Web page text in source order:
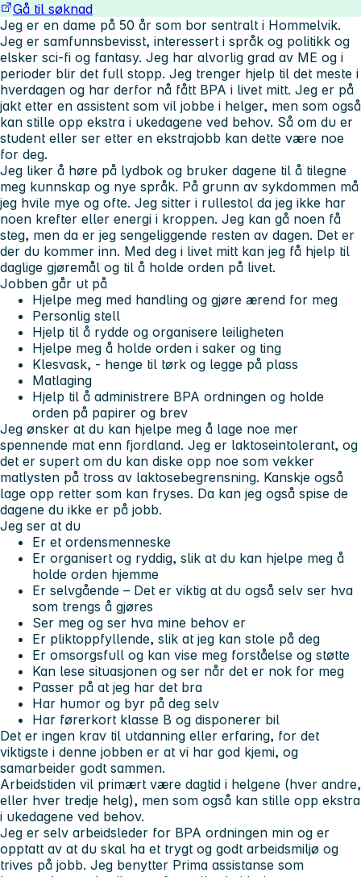
Gå til søknad
Jeg er en dame på 50 år som bor sentralt i Hommelvik.
Jeg er samfunnsbevisst, interessert i språk og politikk og
elsker sci-fi og fantasy. Jeg har alvorlig grad av ME og i
perioder blir det full stopp. Jeg trenger hjelp til det meste i
hverdagen og har derfor nå fått BPA i livet mitt. Jeg er på
jakt etter en assistent som vil jobbe i helger, men som også
kan stille opp ekstra i ukedagene ved behov. Så om du er
student eller ser etter en ekstrajobb kan dette være noe
for deg.
Jeg liker å høre på lydbok og bruker dagene til å tilegne
meg kunnskap og nye språk. På grunn av sykdommen må
jeg hvile mye og ofte. Jeg sitter i rullestol da jeg ikke har
noen krefter eller energi i kroppen. Jeg kan gå noen få
steg, men da er jeg sengeliggende resten av dagen. Det er
der du kommer inn. Med deg i livet mitt kan jeg få hjelp til
daglige gjøremål og til å holde orden på livet.
Jobben går ut på
Hjelpe meg med handling og gjøre ærend for meg
Personlig stell
Hjelp til å rydde og organisere leiligheten
Hjelpe meg å holde orden i saker og ting
Klesvask, - henge til tørk og legge på plass
Matlaging
Hjelp til å administrere BPA ordningen og holde
orden på papirer og brev
Jeg ønsker at du kan hjelpe meg å lage noe mer
spennende mat enn fjordland. Jeg er laktoseintolerant, og
det er supert om du kan diske opp noe som vekker
matlysten på tross av laktosebegrensning. Kanskje også
lage opp retter som kan fryses. Da kan jeg også spise de
dagene du ikke er på jobb.
Jeg ser at du
Er et ordensmenneske
Er organisert og ryddig, slik at du kan hjelpe meg å
holde orden hjemme
Er selvgående – Det er viktig at du også selv ser hva
som trengs å gjøres
Ser meg og ser hva mine behov er
Er pliktoppfyllende, slik at jeg kan stole på deg
Er omsorgsfull og kan vise meg forståelse og støtte
Kan lese situasjonen og ser når det er nok for meg
Passer på at jeg har det bra
Har humor og byr på deg selv
Har førerkort klasse B og disponerer bil
Det er ingen krav til utdanning eller erfaring, for det
viktigste i denne jobben er at vi har god kjemi, og
samarbeider godt sammen.
Arbeidstiden vil primært være dagtid i helgene (hver andre,
eller hver tredje helg), men som også kan stille opp ekstra
i ukedagene ved behov.
Jeg er selv arbeidsleder for BPA ordningen min og er
opptatt av at du skal ha et trygt og godt arbeidsmiljø og
trives på jobb. Jeg benytter Prima assistanse som